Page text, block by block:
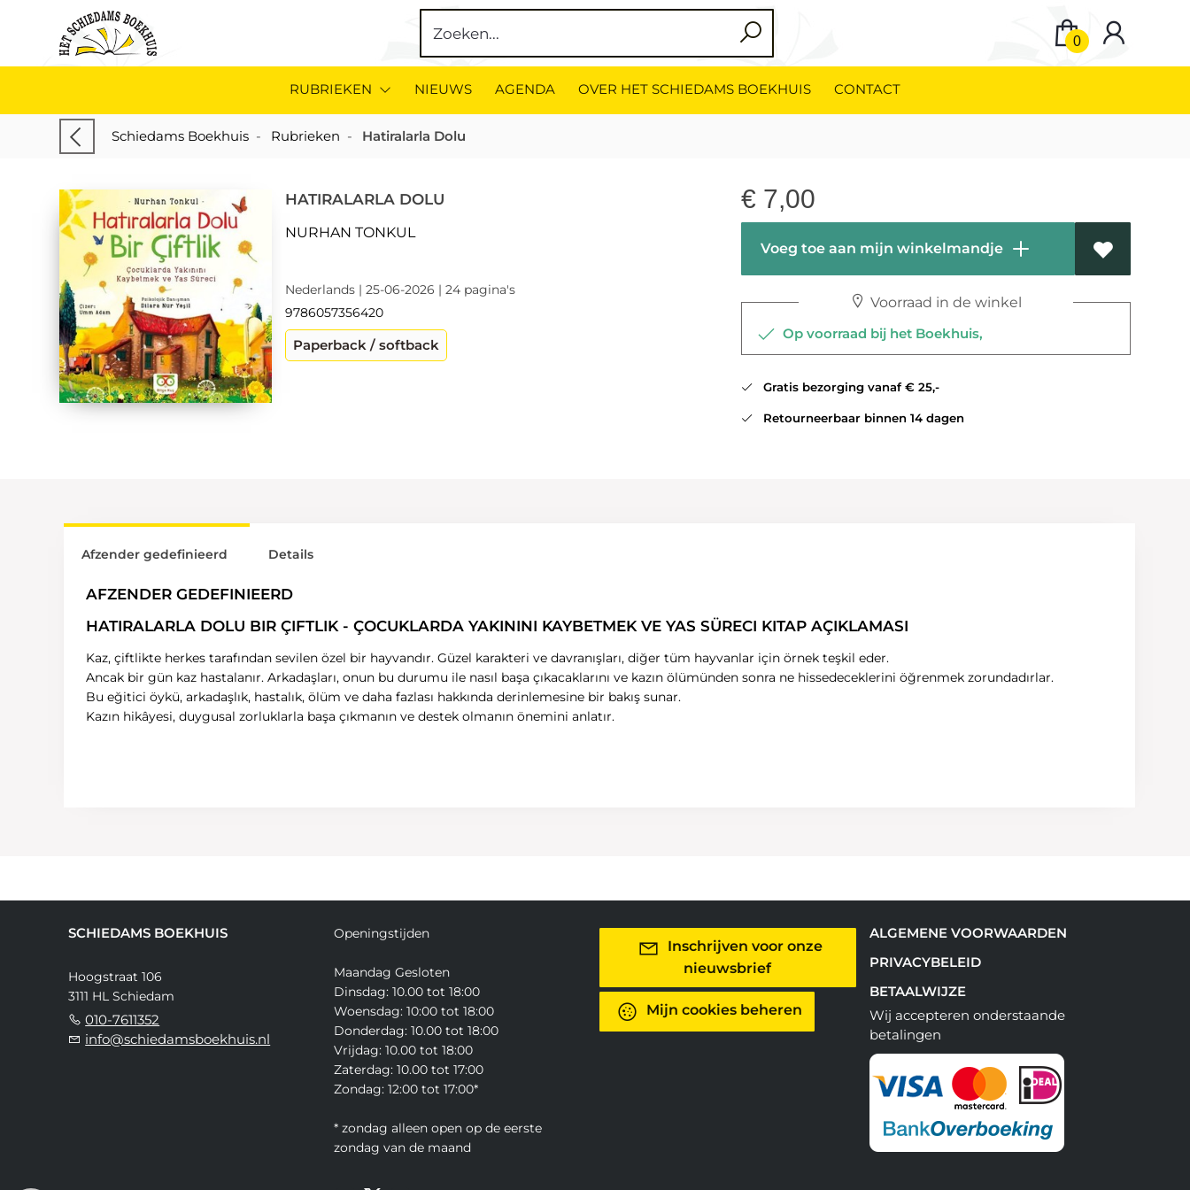
0
RUBRIEKEN NIEUWS AGENDA OVER HET SCHIEDAMS BOEKHUIS CONTACT
Schiedams Boekhuis - Rubrieken - Hatiralarla Dolu
HATIRALARLA DOLU
NURHAN TONKUL
Nederlands | 25-06-2026 | 24 pagina's
9786057356420
Paperback / softback
€ 7,00
Voeg toe aan mijn winkelmandje
Voorraad in de winkel
Op voorraad bij het Boekhuis,
Gratis bezorging vanaf € 25,-
Retourneerbaar binnen 14 dagen
Afzender gedefinieerd
AFZENDER GEDEFINIEERD
HATIRALARLA DOLU BIR ÇIFTLIK - ÇOCUKLARDA YAKININI KAYBETMEK VE YAS SÜRECI KITAP AÇIKLAMASI
Kaz, çiftlikte herkes tarafından sevilen özel bir hayvandır. Güzel karakteri ve davranışları, diğer tüm hayvanlar için örnek teşkil eder.
Ancak bir gün kaz hastalanır. Arkadaşları, onun bu durumu ile nasıl başa çıkacaklarını ve kazın ölümünden sonra ne hissedeceklerini öğrenmek zorundadırlar.
Bu eğitici öykü, arkadaşlık, hastalık, ölüm ve daha fazlası hakkında derinlemesine bir bakış sunar.
Kazın hikâyesi, duygusal zorluklarla başa çıkmanın ve destek olmanın önemini anlatır.
Details
SCHIEDAMS BOEKHUIS
Hoogstraat 106
3111 HL Schiedam
010-7611352
info@schiedamsboekhuis.nl
Openingstijden
Maandag Gesloten
Dinsdag: 10.00 tot 18:00
Woensdag: 10:00 tot 18:00
Donderdag: 10.00 tot 18:00
Vrijdag: 10.00 tot 18:00
Zaterdag: 10.00 tot 17:00
Zondag: 12:00 tot 17:00*
* zondag alleen open op de eerste
zondag van de maand
Inschrijven voor onze
nieuwsbrief
Mijn cookies beheren
ALGEMENE VOORWAARDEN
PRIVACYBELEID
BETAALWIJZE
Wij accepteren onderstaande
betalingen